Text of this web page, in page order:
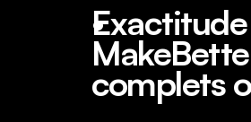
complets